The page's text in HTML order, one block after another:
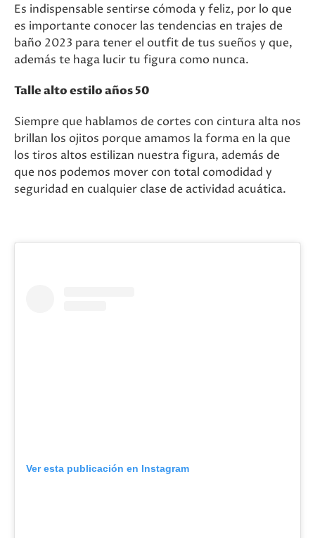
Es indispensable sentirse cómoda y feliz, por lo que
es importante conocer las tendencias en trajes de
baño 2023 para tener el outfit de tus sueños y que,
además te haga lucir tu figura como nunca.
Talle alto estilo años 50
Siempre que hablamos de cortes con cintura alta nos
brillan los ojitos porque amamos la forma en la que
los tiros altos estilizan nuestra figura, además de
que nos podemos mover con total comodidad y
seguridad en cualquier clase de actividad acuática.
Ver esta publicación en Instagram